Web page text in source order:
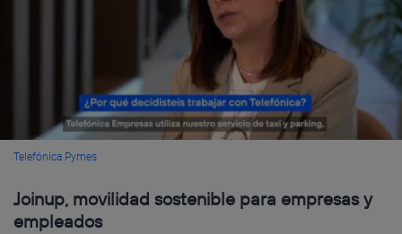
Telefónica Pymes
Joinup, movilidad sostenible para empresas y
empleados